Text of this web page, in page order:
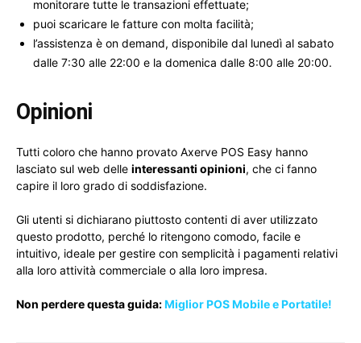
monitorare tutte le transazioni effettuate;
puoi scaricare le fatture con molta facilità;
l’assistenza è on demand, disponibile dal lunedì al sabato
dalle 7:30 alle 22:00 e la domenica dalle 8:00 alle 20:00.
Opinioni
Tutti coloro che hanno provato Axerve POS Easy hanno
lasciato sul web delle interessanti opinioni, che ci fanno
capire il loro grado di soddisfazione.
Gli utenti si dichiarano piuttosto contenti di aver utilizzato
questo prodotto, perché lo ritengono comodo, facile e
intuitivo, ideale per gestire con semplicità i pagamenti relativi
alla loro attività commerciale o alla loro impresa.
Non perdere questa guida:Miglior POS Mobile e Portatile!